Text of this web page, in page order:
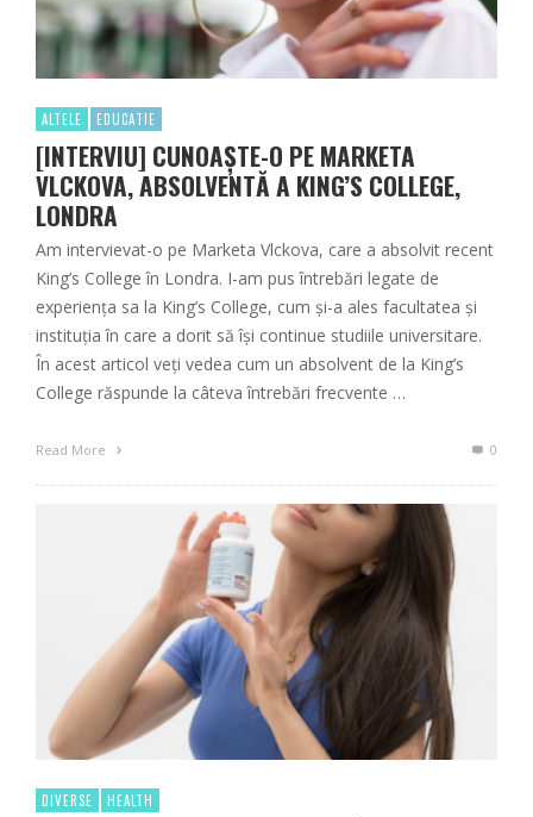
ALTELE EDUCATIE
[INTERVIU] CUNOAȘTE-O PE MARKETA
VLCKOVA, ABSOLVENTĂ A KING’S COLLEGE,
LONDRA
Am intervievat-o pe Marketa Vlckova, care a absolvit recent
King’s College în Londra. I-am pus întrebări legate de
experiența sa la King’s College, cum și-a ales facultatea și
instituția în care a dorit să își continue studiile universitare.
În acest articol veți vedea cum un absolvent de la King’s
College răspunde la câteva întrebări frecvente …
Read More 0
DIVERSE HEALTH